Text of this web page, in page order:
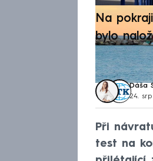
Na
bylo
Dáša
24. srp
Při
test na